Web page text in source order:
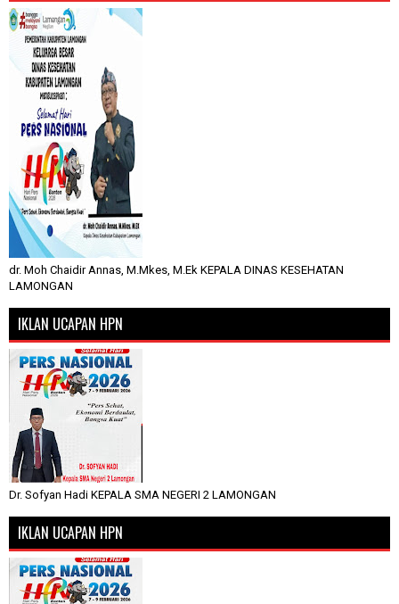
dr. Moh Chaidir Annas, M.Mkes, M.Ek KEPALA DINAS KESEHATAN
LAMONGAN
IKLAN UCAPAN HPN
Dr. Sofyan Hadi KEPALA SMA NEGERI 2 LAMONGAN
IKLAN UCAPAN HPN